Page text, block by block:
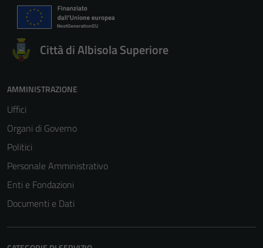
Città di Albisola Superiore
AMMINISTRAZIONE
Uffici
Organi di Governo
Politici
Personale Amministrativo
Enti e Fondazioni
Documenti e Dati